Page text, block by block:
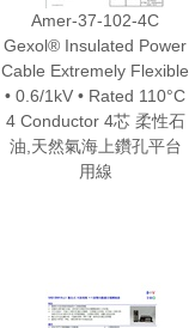
Amer-37-102-4C
Gexol® Insulated Power
Cable Extremely Flexible
• 0.6/1kV • Rated 110°C
4 Conductor 4芯 柔性石
油,天然氣海上鑽孔平台
用線